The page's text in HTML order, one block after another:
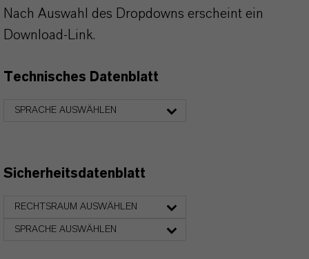
Nach Auswahl des Dropdowns erscheint ein
Download-Link.
Technisches Datenblatt
SPRACHE AUSWÄHLEN
Sicherheitsdatenblatt
RECHTSRAUM AUSWÄHLEN
SPRACHE AUSWÄHLEN